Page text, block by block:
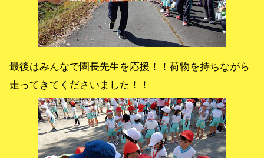
最後はみんなで園長先生を応援！！荷物を持ちながら
走ってきてくださいました！！